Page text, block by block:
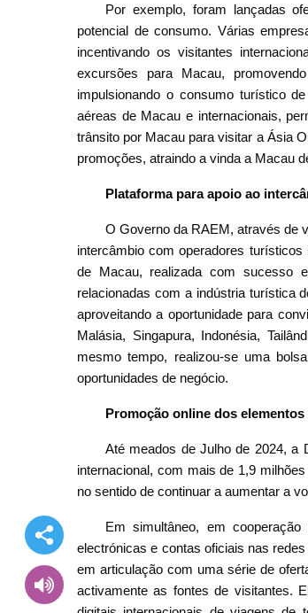
Por exemplo, foram lançadas
potencial de consumo. Várias
incentivando os visitantes
excursões para Macau,
impulsionando o consumo turístico
aéreas de Macau e internacionais,
trânsito por Macau para visitar a Ásia
promoções, atraindo a vinda a Macau
Plataforma para apoio ao
O Governo da RAEM, através de
intercâmbio com operadores
de Macau, realizada com sucesso
relacionadas com a indústria turística
aproveitando a oportunidade para
Malásia, Singapura, Indonésia,
mesmo tempo, realizou-se uma
oportunidades de negócio.
Promoção online dos
Até meados de Julho de 2024, a
internacional, com mais de 1,9
no sentido de continuar a aumentar a
Em simultâneo, em
electrónicas e contas oficiais nas
em articulação com uma série de
activamente as fontes de visitantes.